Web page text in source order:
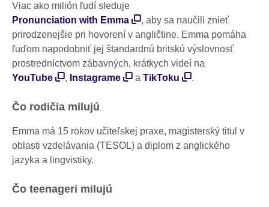
Viac ako milión ľudí sleduje
Pronunciation with Emma
, aby sa naučili znieť
prirodzenejšie pri hovorení v angličtine. Emma pomáha
ľuďom napodobniť jej štandardnú britskú výslovnosť
prostredníctvom zábavných, krátkych videí na
YouTube
, Instagrame a TikToku .
Čo rodičia milujú
Emma má 15 rokov učiteľskej praxe, magisterský titul v
oblasti vzdelávania (TESOL) a diplom z anglického
jazyka a lingvistiky.
Čo teenageri milujú